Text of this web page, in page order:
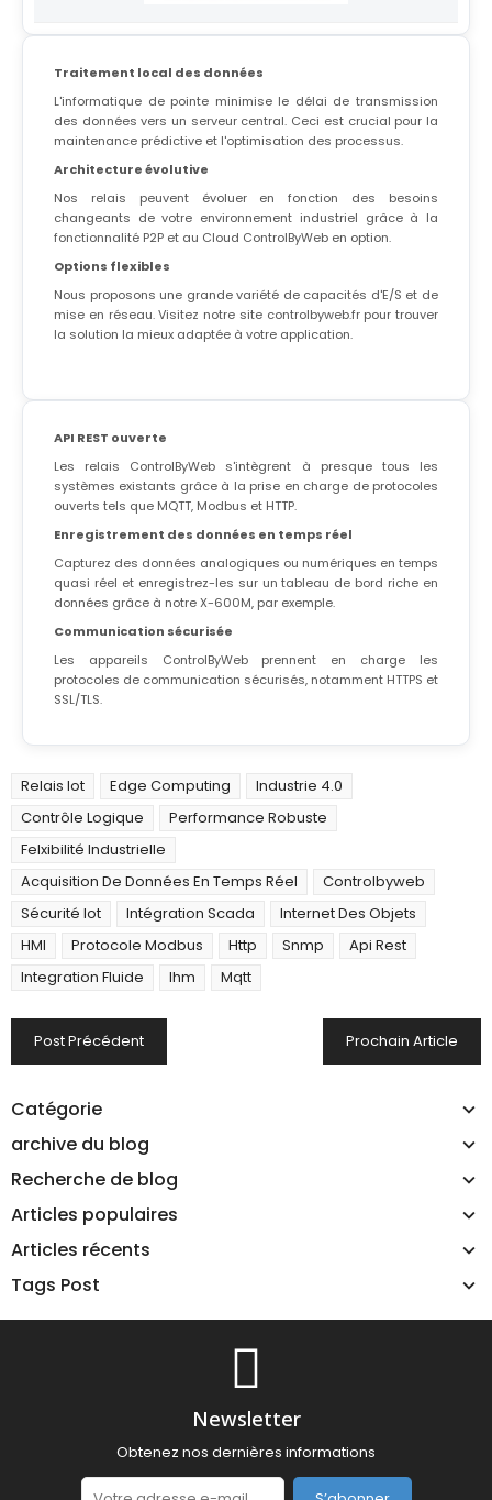
Traitement local des données
L'informatique de pointe minimise le délai de transmission
des données vers un serveur central. Ceci est crucial pour la
maintenance prédictive et l'optimisation des processus.
Architecture évolutive
Nos relais peuvent évoluer en fonction des besoins
changeants de votre environnement industriel grâce à la
fonctionnalité P2P et au Cloud ControlByWeb en option.
Options flexibles
Nous proposons une grande variété de capacités d'E/S et de
mise en réseau. Visitez notre site controlbyweb.frpour trouver
la solution la mieux adaptée à votre application.
API REST ouverte
Les relais ControlByWeb s'intègrent à presque tous les
systèmes existants grâce à la prise en charge de protocoles
ouverts tels que MQTT, Modbus et HTTP.
Enregistrement des données en temps réel
Capturez des données analogiques ou numériques en temps
quasi réel et enregistrez-les sur un tableau de bord riche en
données grâce à notre X-600M, par exemple.
Communication sécurisée
Les appareils ControlByWeb prennent en charge les
protocoles de communication sécurisés, notamment HTTPS et
SSL/TLS.
Relais Iot Edge Computing
Industrie 4.0
Contrôle Logique
Performance Robuste
Felxibilité Industrielle
Acquisition De Données En Temps Réel
Controlbyweb
Sécurité Iot
Intégration Scada
Internet Des Objets
HMI
Protocole Modbus Http Snmp
Api Rest
Integration Fluide
Ihm Mqtt
Post Précédent Prochain Article
Catégorie
archive du blog
Recherche de blog
Articles populaires
Articles récents
Tags Post
Newsletter
Obtenez nos dernières informations